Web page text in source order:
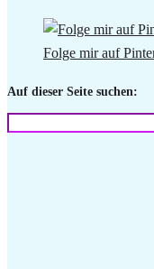
Folge mir auf
Auf dieser Seite suchen: